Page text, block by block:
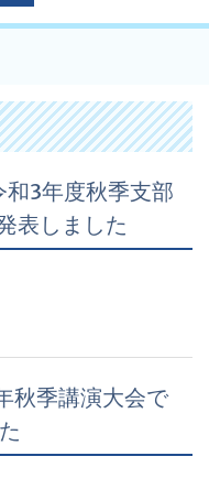
3年度秋季支部
表しました
秋季講演大会で